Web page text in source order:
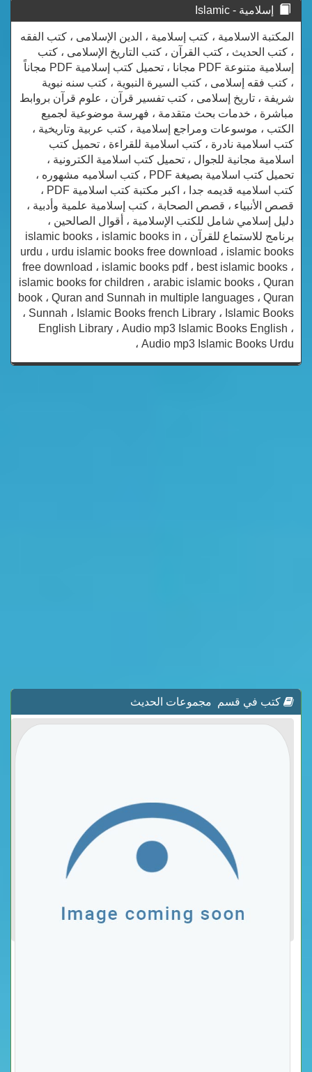
إسلامية - Islamic
المكتبة الاسلامية ، كتب إسلامية ، الدين الإسلامى ، كتب الفقه
، كتب الحديث ، كتب القرآن ، كتب التاريخ الإسلامى ، كتب
إسلامية متنوعة PDF مجانا ، تحميل كتب إسلامية PDF مجاناً
، كتب فقه إسلامى ، كتب السيرة النبوية ، كتب سنه نبوية
شريفة ، تاريخ إسلامى ، كتب تفسير قرآن ، علوم قرآن بروابط
مباشرة ، خدمات بحث متقدمة ، فهرسة موضوعية لجميع
الكتب ، موسوعات ومراجع إسلامية ، كتب عربية وتاريخية ،
كتب اسلامية نادرة ، كتب اسلامية للقراءة ، تحميل كتب
اسلامية مجانية للجوال ، تحميل كتب اسلامية الكترونية ،
تحميل كتب اسلامية بصيغة PDF ، كتب اسلاميه مشهوره ،
كتب اسلاميه قديمه جدا ، اكبر مكتبة كتب اسلامية PDF ،
قصص الأنبياء ، قصص الصحابة ، كتب إسلامية علمية وأدبية ،
دليل إسلامي شامل للكتب الإسلامية ، أقوال الصالحين ،
برنامج للاستماع للقرآن ، islamic books ، islamic books in
urdu ، urdu islamic books free download ، islamic books
free download ، islamic books pdf ، best islamic books ،
islamic books for children ، arabic islamic books ، Quran
book ، Quran and Sunnah in multiple languages ، Quran
، Sunnah ، Islamic Books french Library ، Islamic Books
English Library ، Audio mp3 Islamic Books English ،
Audio mp3 Islamic Books Urdu ،
كتب في قسم مجموعات الحديث